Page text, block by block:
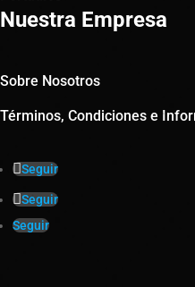
Nuestra Empresa
Sobre Nosotros
Términos, Condiciones e
Seguir
Seguir
Seguir